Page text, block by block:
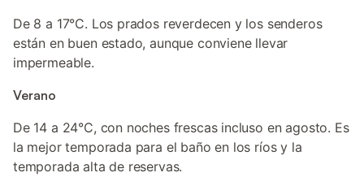
De 8 a 17°C. Los prados reverdecen y los senderos
están en buen estado, aunque conviene llevar
impermeable.
Verano
De 14 a 24°C, con noches frescas incluso en agosto. Es
la mejor temporada para el baño en los ríos y la
temporada alta de reservas.